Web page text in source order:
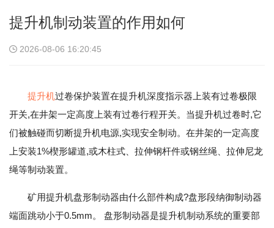
提升机制动装置的作用如何
2026-08-06 16:20:45
提升机过卷保护装置在提升机深度指示器上装有过卷极限
开关,在井架一定高度上装有过卷行程开关。当提升机过卷时,它
们被触碰而切断提升机电源,实现安全制动。在井架的一定高度
上安装1%楔形罐道,或木柱式、拉伸钢杆件或钢丝绳、拉伸尼龙
绳等制动装置。
矿用提升机盘形制动器由什么部件构成?盘形段纳御制动器
端面跳动小于0.5mm。 盘形制动器是提升机制动系统的重要部